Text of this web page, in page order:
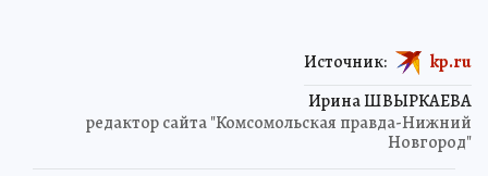
Ирина ШВЫРКАЕВА
редактор сайта "Комсомольская правда-Нижний
Новгород"
Источник: kp.ru